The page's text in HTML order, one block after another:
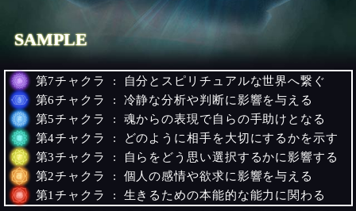
SAMPLE
第7チャクラ : 自分とスピリチュアルな世界へ繋ぐ
第6チャクラ : 冷静な分析や判断に影響を与える
第5チャクラ : 魂からの表現で自らの手助けとなる
第4チャクラ : どのように相手を大切にするかを示す
第3チャクラ : 自らをどう思い選択するかに影響する
第2チャクラ : 個人の感情や欲求に影響を与える
第1チャクラ : 生きるための本能的な能力に関わる